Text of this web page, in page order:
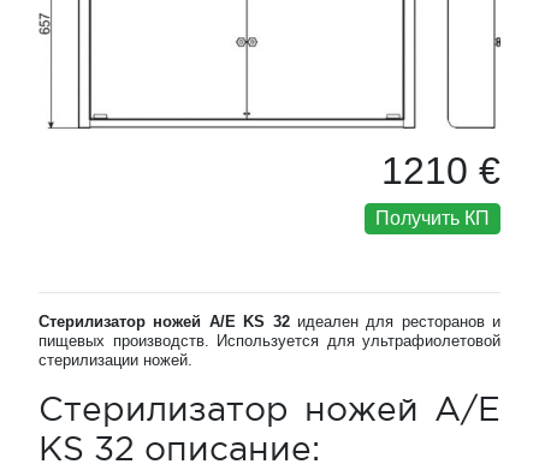
1210 €
Получить КП
Стерилизатор ножей A/E KS 32идеален для ресторанов и
пищевых производств. Используется для ультрафиолетовой
стерилизации ножей.
Стерилизатор ножей A/E
KS 32 описание: